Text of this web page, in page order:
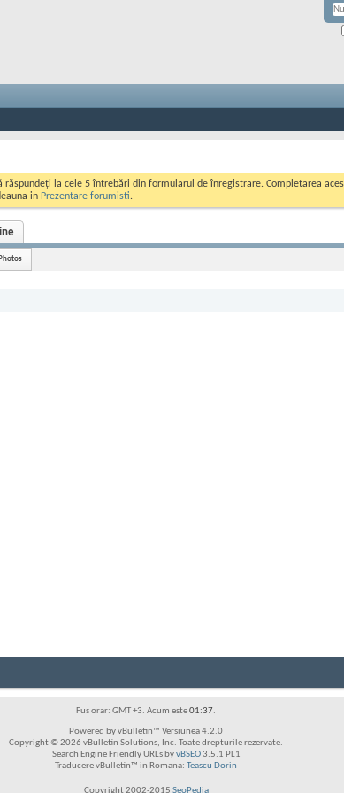
răspundeți la cele 5 întrebări din formularul de înregistrare. Completarea
in Prezentare forumisti.
Photos
Fus orar: GMT +3. Acum este01:37.
Powered by vBulletin™ Versiunea 4.2.0
Copyright © 2026 vBulletin Solutions, Inc. Toate drepturile rezervate.
Search Engine Friendly URLs byvBSEO3.5.1 PL1
Traducere vBulletin™ in Romana: Teascu Dorin
Copyright 2002-2015 SeoPedia